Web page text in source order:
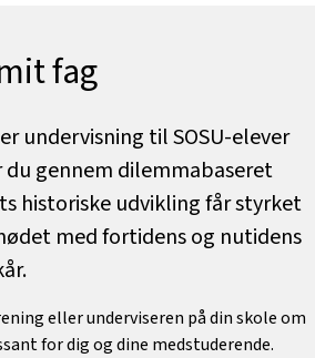
fag
undervisning til SOSU-elever
gennem dilemmabaseret
historiske udvikling får styrket
med fortidens og nutidens
eller underviseren på din skole om
for dig og dine medstuderende.